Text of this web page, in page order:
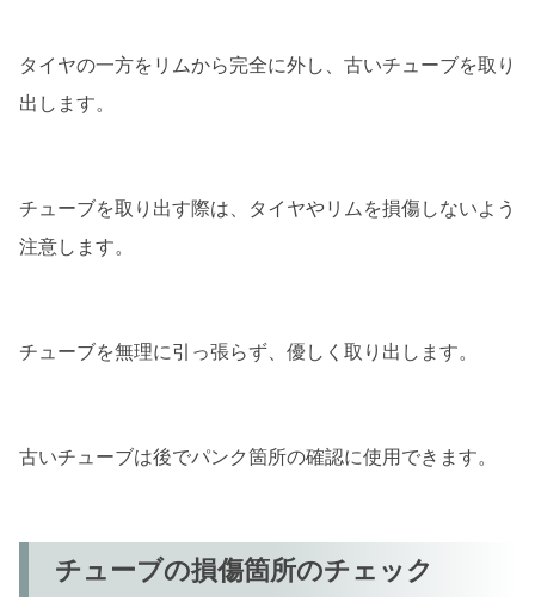
タイヤの一方をリムから完全に外し、古いチューブを取り
出します。
チューブを取り出す際は、タイヤやリムを損傷しないよう
注意します。
チューブを無理に引っ張らず、優しく取り出します。
古いチューブは後でパンク箇所の確認に使用できます。
チューブの損傷箇所のチェック